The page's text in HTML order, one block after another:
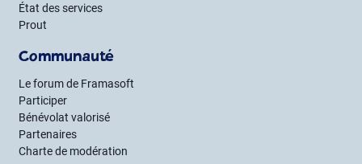
État des services
Prout
Communauté
Le forum de Framasoft
Participer
Bénévolat valorisé
Partenaires
Charte de modération